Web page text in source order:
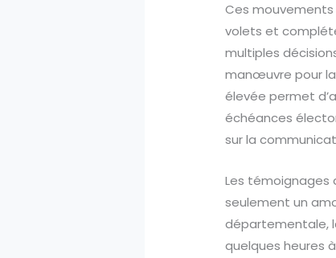
Ces mouvements
volets et
multiples
manœuvre pour
élevée permet
échéances
sur la
Les témoignages
seulement un
départementale,
quelques heures